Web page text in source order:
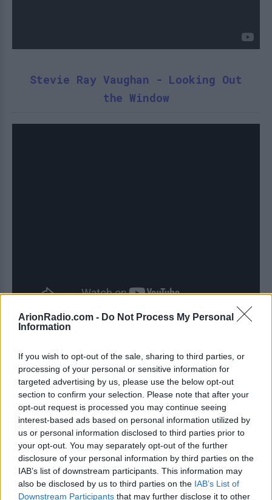
ArionRadio.com - Do Not Process My Personal
Information
If you wish to opt-out of the sale, sharing to third parties, or
processing of your personal or sensitive information for
targeted advertising by us, please use the below opt-out
section to confirm your selection. Please note that after your
opt-out request is processed you may continue seeing
interest-based ads based on personal information utilized by
us or personal information disclosed to third parties prior to
your opt-out. You may separately opt-out of the further
disclosure of your personal information by third parties on the
IAB’s list of downstream participants. This information may
also be disclosed by us to third parties on the IAB’s List of
Downstream Participants that may further disclose it to other
Stevie Ray Vaughan - Looking Out
the Window